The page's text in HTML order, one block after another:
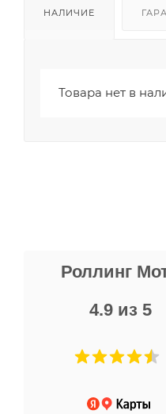
НАЛИЧИЕ
Товара нет в
Роллинг
4.9 из 5
Не понравились условия
и дают только на